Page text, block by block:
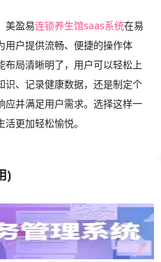
美盈易连锁养生馆saas系统在易
用户提供流畅、便捷的操作体
局清晰明了，用户可以轻松上
识、记录健康数据，还是制定个
应并满足用户需求。选择这样一
更加轻松愉悦。
)